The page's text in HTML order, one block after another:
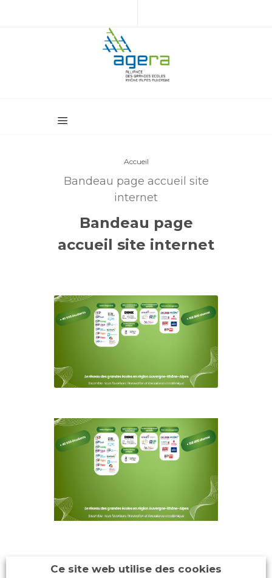
Accueil
Bandeau page accueil site
internet
Bandeau page
accueil site internet
Ce site web utilise des cookies